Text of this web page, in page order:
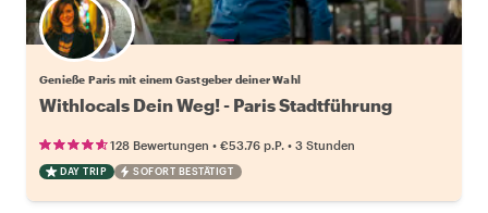
Wähle deinen Lieblingsgastgeber
Genieße Paris mit einem Gastgeber deiner Wahl
Withlocals Dein Weg! - Paris Stadtführung
128 Bewertungen • €53.76 p.P. • 3 Stunden
DAY TRIP SOFORT BESTÄTIGT